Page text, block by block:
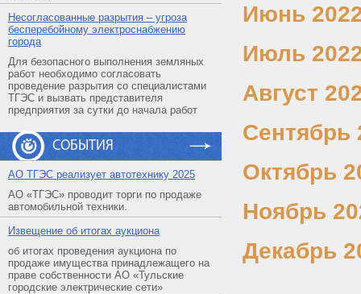
Несогласованные разрытия – угроза
бесперебойному электроснабжению
города
Для безопасного выполнения земляных
работ необходимо согласовать
проведение разрытия со специалистами
ТГЭС и вызвать представителя
предприятия за сутки до начала работ
СОБЫТИЯ
АO ТГЭС реализует автотехнику 2025
АО «ТГЭС» проводит торги по продаже
автомобильной техники.
Извещение об итогах аукциона
об итогах проведения аукциона по
продаже имущества принадлежащего на
праве собственности АО «Тульские
городские электрические сети»
Июнь
Июль
Август
Сентябрь
Октябрь
Ноябрь
Декабрь